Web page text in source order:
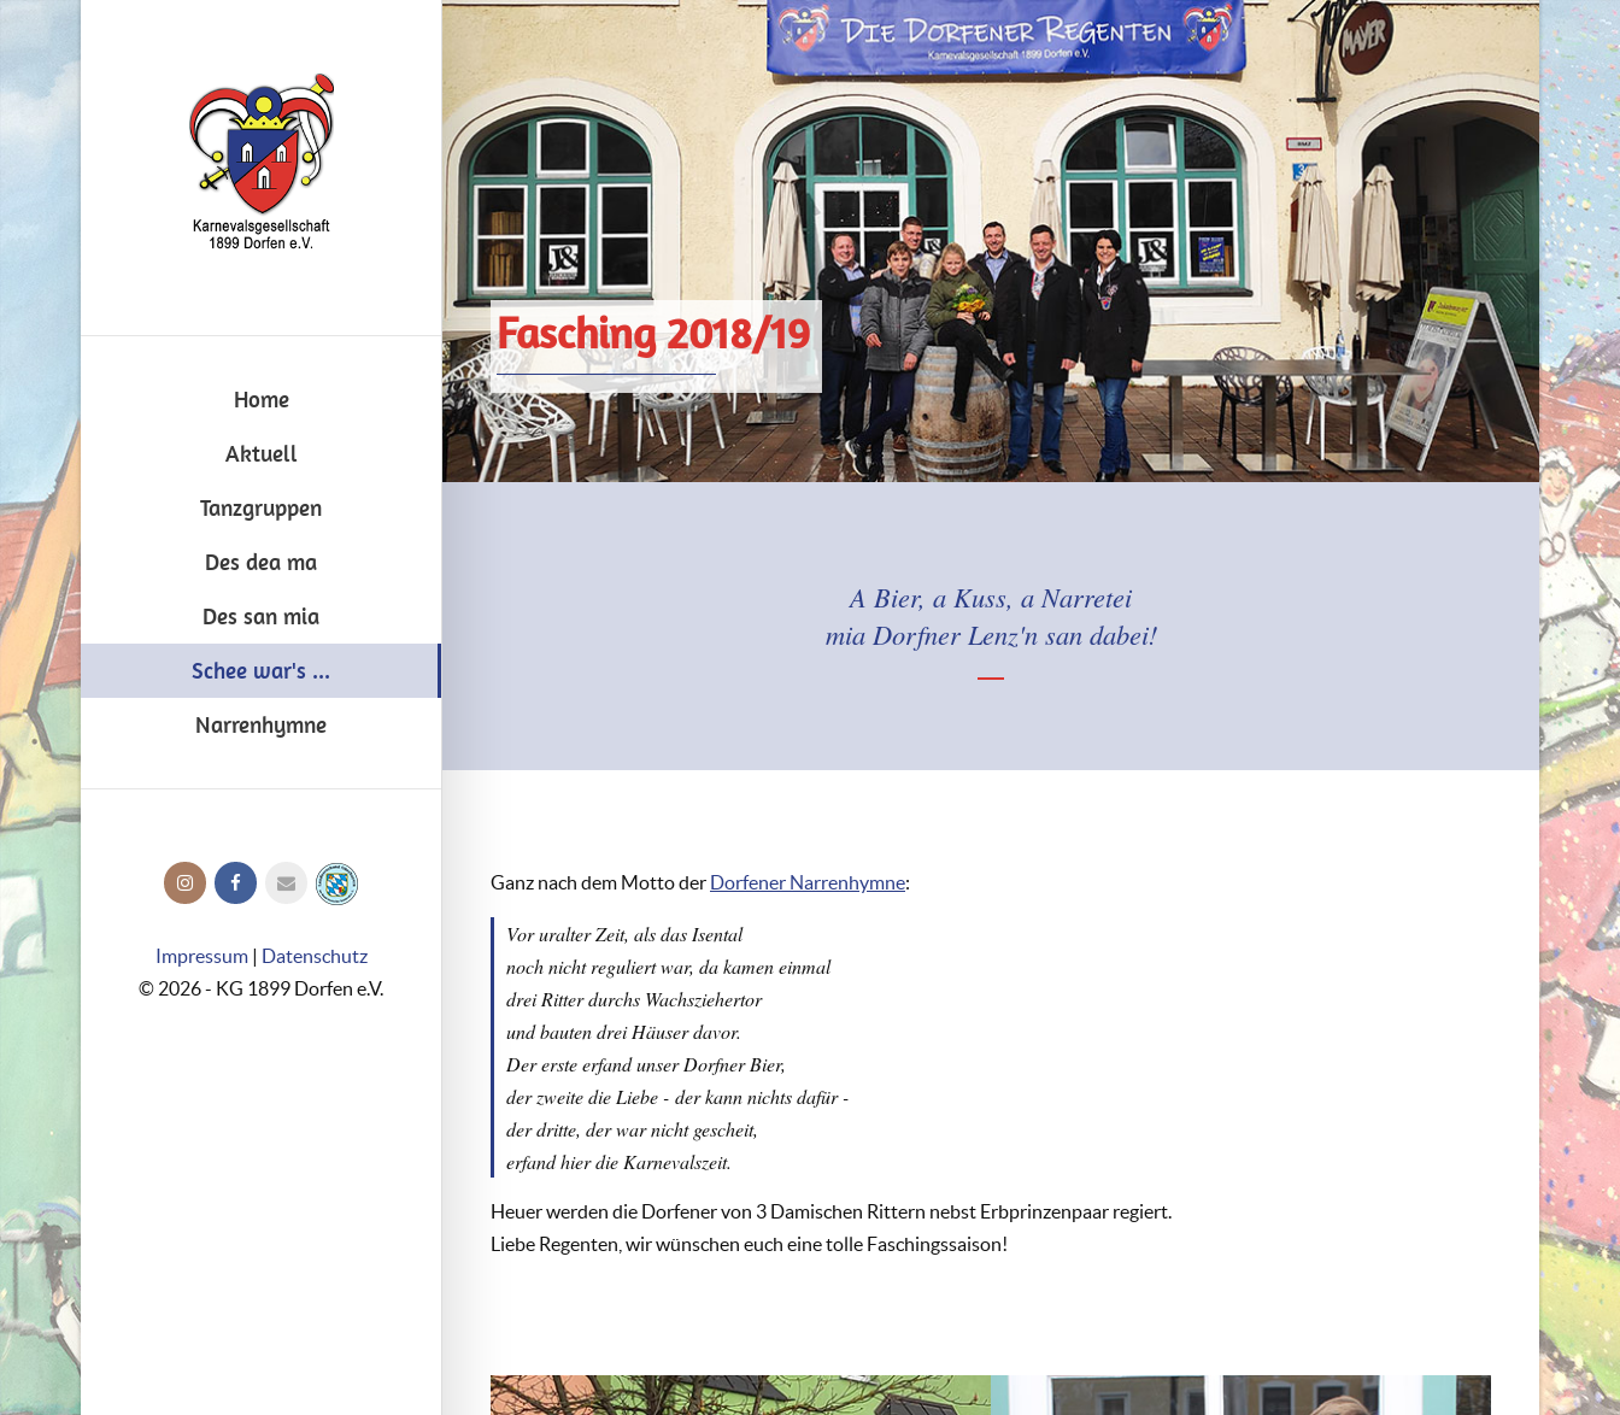
Home
Aktuell
Tanzgruppen
Des dea ma
Des san mia
Schee war's ...
Narrenhymne
Impressum| Datenschutz
© 2026 - KG 1899 Dorfen e.V.
Fasching 2018/19
A Bier, a Kuss, a Narretei
mia Dorfner Lenz'n san dabei!
Ganz nach dem Motto der Dorfener Narrenhymne:
Vor uralter Zeit, als das Isental
noch nicht reguliert war, da kamen einmal
drei Ritter durchs Wachsziehertor
und bauten drei Häuser davor.
Der erste erfand unser Dorfner Bier,
der zweite die Liebe - der kann nichts dafür -
der dritte, der war nicht gescheit,
erfand hier die Karnevalszeit.
Heuer werden die Dorfener von 3 Damischen Rittern nebst Erbprinzenpaar regiert.
Liebe Regenten, wir wünschen euch eine tolle Faschingssaison!